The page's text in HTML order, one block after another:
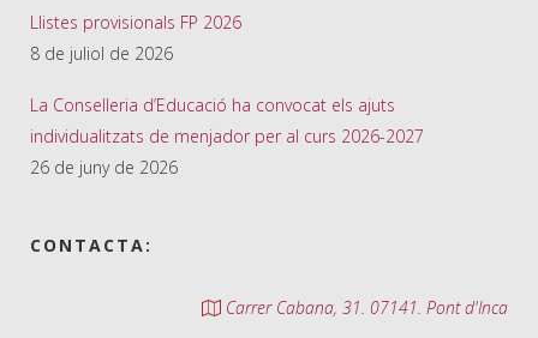
Llistes provisionals FP 2026
8 de juliol de 2026
La Conselleria d’Educació ha convocat els ajuts
individualitzats de menjador per al curs 2026-2027
26 de juny de 2026
CONTACTA:
Carrer Cabana, 31. 07141. Pont d'Inca